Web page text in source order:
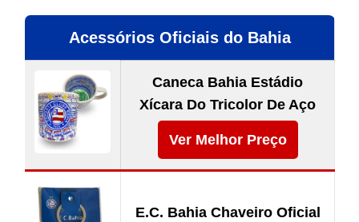
Acessórios Oficiais do Bahia
Caneca Bahia Estádio
Xícara Do Tricolor De Aço
Ver Melhor Preço
E.C. Bahia Chaveiro Oficial